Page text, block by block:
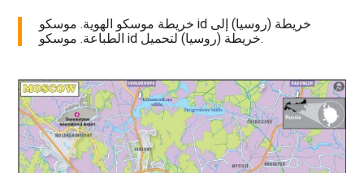
خريطة موسكو الهوية. موسكو id خريطة (روسيا) إلى
الطباعة. موسكو id خريطة (روسيا) لتحميل.